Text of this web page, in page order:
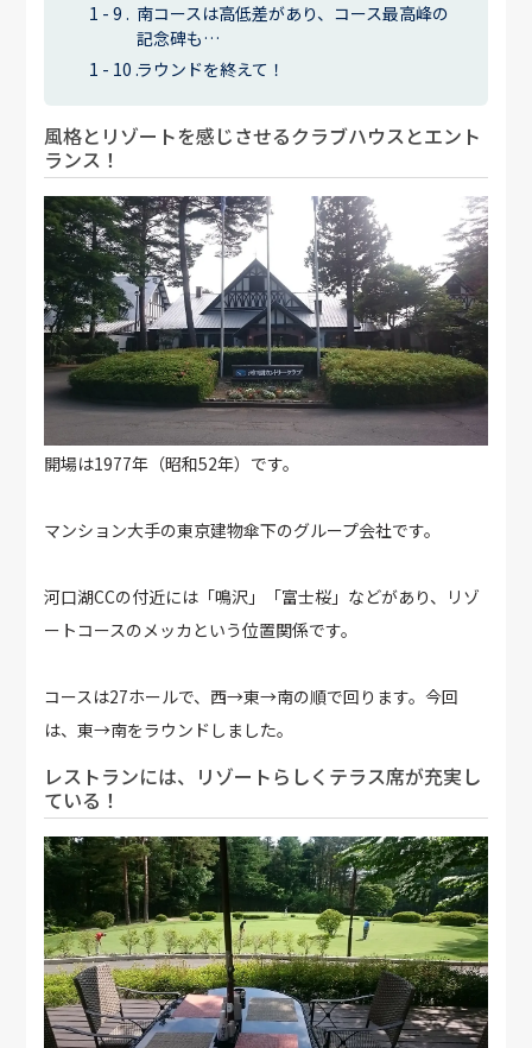
南コースは高低差があり、コース最高峰の
記念碑も…
ラウンドを終えて！
風格とリゾートを感じさせるクラブハウスとエント
ランス！
開場は1977年（昭和52年）です。
マンション大手の東京建物傘下のグループ会社です。
河口湖CCの付近には「鳴沢」「富士桜」などがあり、リゾ
ートコースのメッカという位置関係です。
コースは27ホールで、西→東→南の順で回ります。今回
は、東→南をラウンドしました。
レストランには、リゾートらしくテラス席が充実し
ている！